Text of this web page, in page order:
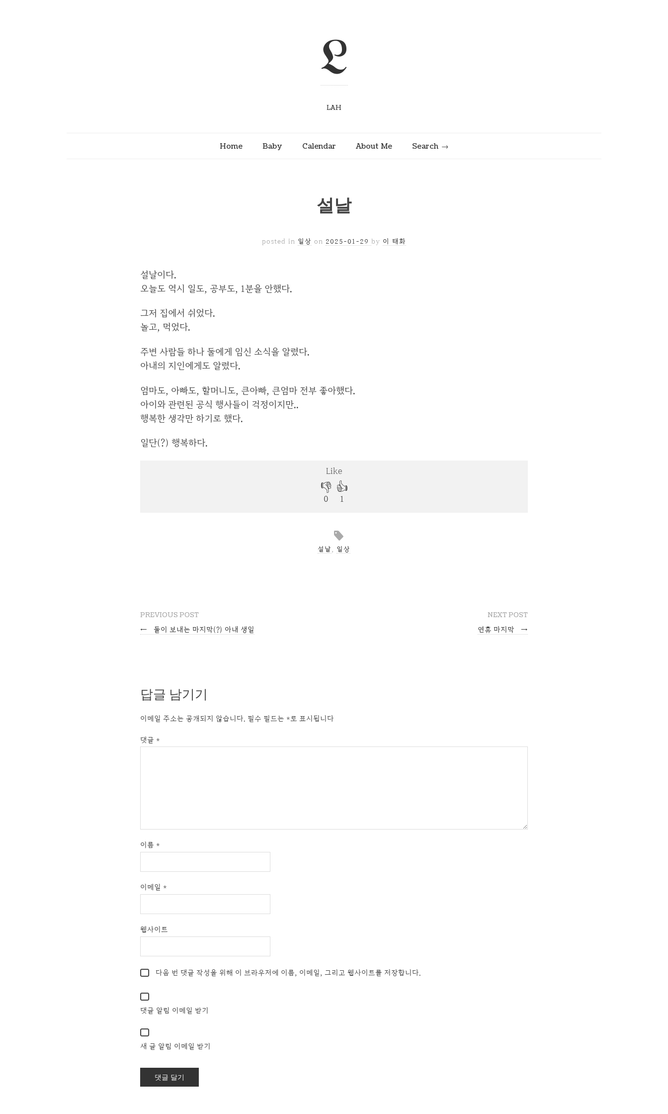
L
LAH
Home Baby Calendar About Me Search
설날
posted in 일상 on 2025-01-29 by 이 태화
설날이다.
오늘도 역시 일도, 공부도, 1분을 안했다.
그저 집에서 쉬었다.
놀고, 먹었다.
주변 사람들 하나 둘에게 임신 소식을 알렸다.
아내의 지인에게도 알렸다.
엄마도, 아빠도, 할머니도, 큰아빠, 큰엄마 전부 좋아했다.
아이와 관련된 공식 행사들이 걱정이지만..
행복한 생각만 하기로 했다.
일단(?) 행복하다.
설날 일상
PREVIOUS POST
← 둘이 보내는 마지막(?) 아내 생일
NEXT POST
연휴 마지막 →
답글 남기기
이메일 주소는 공개되지 않습니다. 필수 필드는 *로 표시됩니다
댓글 *
이름 *
이메일 *
웹사이트
다음 번 댓글 작성을 위해 이 브라우저에 이름, 이메일, 그리고 웹사이트를 저장합니다.
댓글 알림 이메일 받기
새 글 알림 이메일 받기